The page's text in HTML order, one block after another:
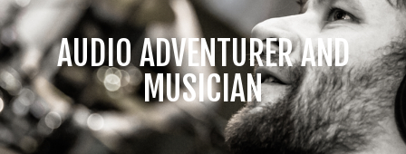
AUDIO ADVENTURER AND
MUSICIAN